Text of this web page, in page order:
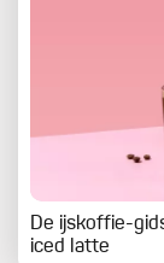
De ijskoffie-
iced latte